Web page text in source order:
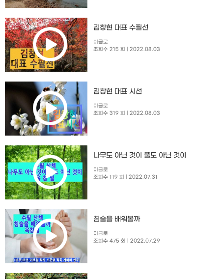
김창현 대표 수필선
이금로
조회수 215 회
| 2022.08.03
김창현 대표 시선
이금로
조회수 319 회
| 2022.08.03
나무도 아닌 것이 풀도 아닌 것이
이금로
조회수 119 회
| 2022.07.31
침술을 배워볼까
이금로
조회수 475 회
| 2022.07.29